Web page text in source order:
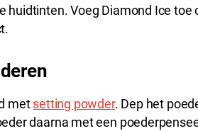
huidtinten. Voeg Diamond Ice
metsetting powder. Dep het
daarna met een